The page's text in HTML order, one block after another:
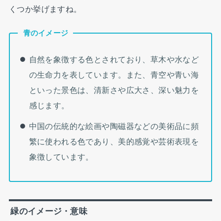
くつか挙げますね。
青のイメージ
自然を象徴する色とされており、草木や水など
の生命力を表しています。また、青空や青い海
といった景色は、清新さや広大さ、深い魅力を
感じます。
中国の伝統的な絵画や陶磁器などの美術品に頻
繁に使われる色であり、美的感覚や芸術表現を
象徴しています。
緑のイメージ・意味